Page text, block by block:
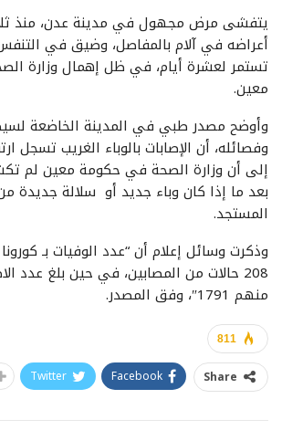
يتفشى مرض مجهول في مدينة عدن، منذ
أعراضه في آلام بالمفاصل، وضيق في
تستمر لعشرة أيام، في ظل إهمال وزارة
معين.
وأوضح مصدر طبي في المدينة الخاضعة
وفصائله، أن الإصابات بالوباء الغريب تسجل
إلى أن وزارة الصحة في حكومة معين لم
بعد ما إذا كان وباء جديد أو سلالة جديدة
المستجد.
وذكرت وسائل إعلام أن “عدد الوفيات بـ
منهم 1791″، وفق المصدر.
811
Share
Facebook
Twitter